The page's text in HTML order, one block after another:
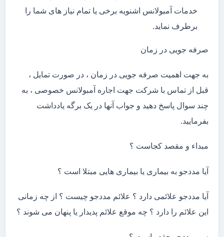
خدمات آمبولانس اشنویه برخی یا تمام نیاز های شما را
برطرف نماید.
صرفه جویی در زمان
به جهت اهمیت صرفه جویی در زمان ، در صورت تمایل ،
قبل از تماس با شرکت جهت اجاره آمبولانس خصوصی ، به
چند سوال پاسخ دهید و جواب آنها در یک برگه یادداشت
بفرمایید.
مبداء و مقصد کجاست ؟
آیا مددجو به بیماری یا بیماری هایی مبتلا است ؟
آیا مددجو علائمی دارد ؟ علائم مددجو چیست ؟ از چه زمانی
این علائم را دارد ؟ چه موقع علائم پدیدار یا پنهان می شوند ؟